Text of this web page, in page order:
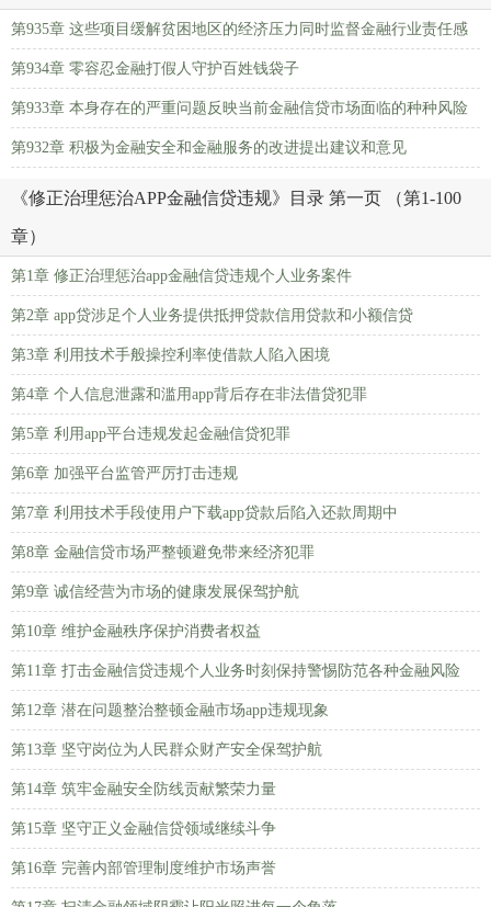
第935章 这些项目缓解贫困地区的经济压力同时监督金融行业责任感
第934章 零容忍金融打假人守护百姓钱袋子
第933章 本身存在的严重问题反映当前金融信贷市场面临的种种风险
第932章 积极为金融安全和金融服务的改进提出建议和意见
《修正治理惩治APP金融信贷违规》目录 第一页 （第1-100
章）
第1章 修正治理惩治app金融信贷违规个人业务案件
第2章 app贷涉足个人业务提供抵押贷款信用贷款和小额信贷
第3章 利用技术手般操控利率使借款人陷入困境
第4章 个人信息泄露和滥用app背后存在非法借贷犯罪
第5章 利用app平台违规发起金融信贷犯罪
第6章 加强平台监管严厉打击违规
第7章 利用技术手段使用户下载app贷款后陷入还款周期中
第8章 金融信贷市场严整顿避免带来经济犯罪
第9章 诚信经营为市场的健康发展保驾护航
第10章 维护金融秩序保护消费者权益
第11章 打击金融信贷违规个人业务时刻保持警惕防范各种金融风险
第12章 潜在问题整治整顿金融市场app违规现象
第13章 坚守岗位为人民群众财产安全保驾护航
第14章 筑牢金融安全防线贡献繁荣力量
第15章 坚守正义金融信贷领域继续斗争
第16章 完善内部管理制度维护市场声誉